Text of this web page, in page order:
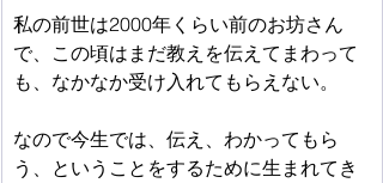
私の前世は2000年くらい前のお坊さん
で、この頃はまだ教えを伝えてまわって
も、なかなか受け入れてもらえない。
なので今生では、伝え、わかってもら
う、ということをするために生まれてき